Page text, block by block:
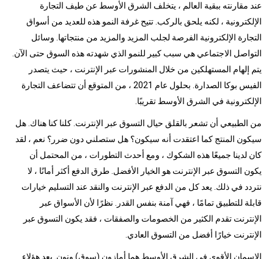
عند مقارنته ببقية العالم ، يتخلف الشرق الأوسط عن طيف التجارة
الإلكترونية ، لكنه يلحق بالركب. تتيح غرفة النمو هذه للعديد من أسواق
التجارة الإلكترونية الفرصة لجلب المزيد والمزيد من منتجاتها. وسائل
التواصل الاجتماعي هي سبب كبير للنمو الذي شهدته هذه السوق حتى الآن.
يتم إلهام المستهلكين من خلال المنشورات عبر الإنترنت ، حيث يتصدر
الفيس بوكا الصدارة. بحلول عام 2021 ، من المتوقع أن تتضاعف التجارة
الإلكترونية في الشرق الأوسط تقريبًا.
من الطبيعي أن تشعر بالقلق حيال التسوق عبر الإنترنت. كلنا كنا هناك. هل
سيكون المنتج كما اعتقدت أنه سيكون؟ هل ستصلني دون ضرر؟ نعم ، لقد
كان لدينا جميعًا هذه الشكوك ، ومع أحدث التطورات ، من المحتمل أن
يكون التسوق عبر الإنترنت هو الخيار الأفضل. طرق الدفع أكثر أمانًا ، لا
نتردد في ذلك. يعد كل من الدفع عبر الإنترنت والنقد عند التسليم خيارات
قابلة للتطبيق تمامًا ، فهي آمنة بنفس القدر. نظرًا لأن الأسواق عبر
الإنترنت تقدم الكثير من الخصومات والصفقات ، فقد يكون التسوق عبر
الإنترنت خيارًا أفضل من التسوق العادي.
الاسمان الأقوى في الشرق الأوسط هما أمازون (سوق) ونون. بعد هؤلاء